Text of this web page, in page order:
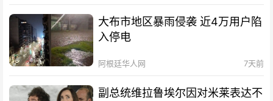
大布市地区暴雨侵袭 近4万用户陷
入停电
阿根廷华人网 7天前
副总统维拉鲁埃尔因对米莱表达不